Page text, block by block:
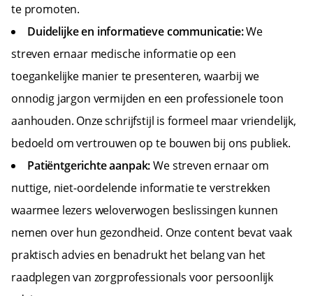
te promoten.
Duidelijke en informatieve communicatie:We
streven ernaar medische informatie op een
toegankelijke manier te presenteren, waarbij we
onnodig jargon vermijden en een professionele toon
aanhouden. Onze schrijfstijl is formeel maar vriendelijk,
bedoeld om vertrouwen op te bouwen bij ons publiek.
Patiëntgerichte aanpak:We streven ernaar om
nuttige, niet-oordelende informatie te verstrekken
waarmee lezers weloverwogen beslissingen kunnen
nemen over hun gezondheid. Onze content bevat vaak
praktisch advies en benadrukt het belang van het
raadplegen van zorgprofessionals voor persoonlijk